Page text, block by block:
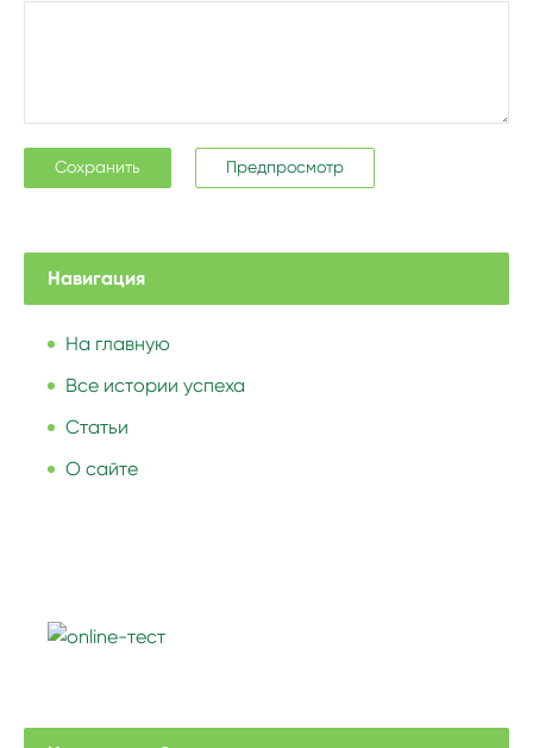
Навигация
На главную
Все истории успеха
Статьи
О сайте